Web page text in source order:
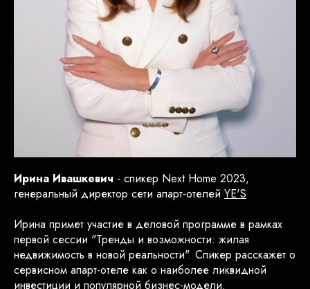
Ирина Ивашкевич - спикер Next Home 2023,
генеральный директор cети апарт-отелей YE'S
Ирина примет участие в деловой программе в рамках
первой сессии "Тренды и возможности: жилая
недвижимость в новой реальности". Спикер расскажет о
сервисном апарт-отеле как о наиболее ликвидной
инвестиции и популярной бизнес-модели.